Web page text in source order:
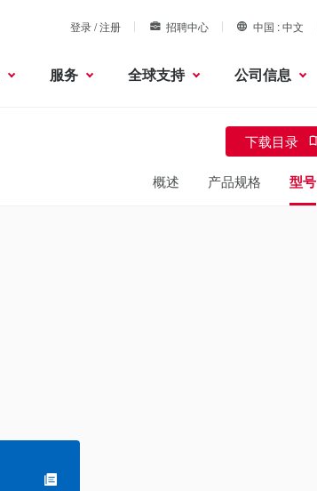
登录 / 注册 招聘中心 中国 中文
服务 全球支持 公司信息
下载目录
概述 产品规格 型号